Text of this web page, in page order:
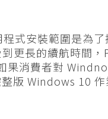
式安裝範圍是為
更長的續航時間
消費者對
版 Windows 10